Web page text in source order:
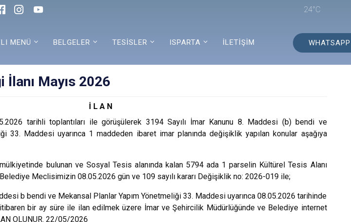
24°C
MENÜ BELGELER TESİSLER ISPARTA İLETİŞİM
İlanı Mayıs 2026
İ L A N
tarihli toplantıları ile görüşülerek 3194 Sayılı İmar Kanunu 8. Maddesi (b) bendi ve
33. Maddesi uyarınca 1 maddeden ibaret imar planında değişiklik yapılan konular aşağıya
bulunan ve Sosyal Tesis alanında kalan 5794 ada 1 parselin Kültürel Tesis Alanı
Meclisimizin 08.05.2026 gün ve 109 sayılı kararı Değişiklik no: 2026-019 ile;
b bendi ve Mekansal Planlar Yapım Yönetmeliği 33. Maddesi uyarınca 08.05.2026 tarihinde
bir ay süre ile ilan edilmek üzere İmar ve Şehircilik Müdürlüğünde ve Belediye internet
OLUNUR. 22/05/2026